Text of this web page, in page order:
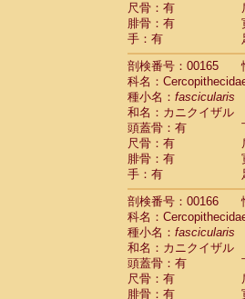
尺骨：有
腓骨：有
手：有
剖検番号：00165
科名：
種小名： fascicularis
和名：カニクイザル
頭蓋骨：有
尺骨：有
腓骨：有
手：有
剖検番号：00166
科名：
種小名： fascicularis
和名：カニクイザル
頭蓋骨：有
尺骨：有
腓骨：有